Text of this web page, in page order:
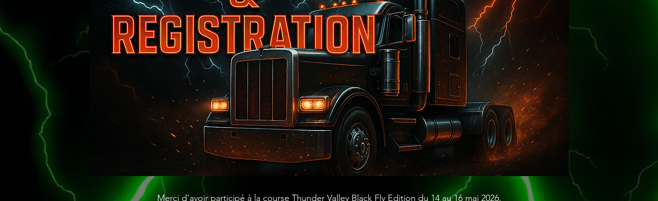
Merci d'avoir participé à la course Thunder Valley Black Fly Edition du 14 au 16 mai 2026.